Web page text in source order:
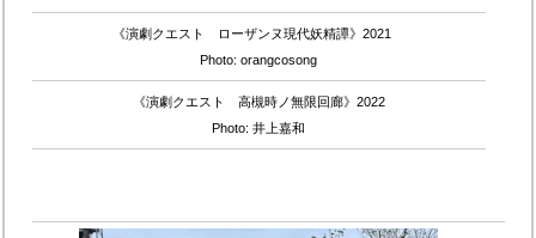
《演劇クエスト ローザンヌ現代妖精譚》2021
Photo: orangcosong
《演劇クエスト 高槻時ノ無限回廊》2022
Photo: 井上嘉和